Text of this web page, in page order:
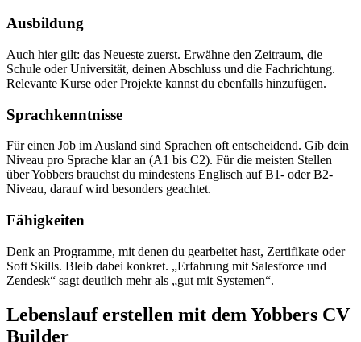
Ausbildung
Auch hier gilt: das Neueste zuerst. Erwähne den Zeitraum, die
Schule oder Universität, deinen Abschluss und die Fachrichtung.
Relevante Kurse oder Projekte kannst du ebenfalls hinzufügen.
Sprachkenntnisse
Für einen Job im Ausland sind Sprachen oft entscheidend. Gib dein
Niveau pro Sprache klar an (A1 bis C2). Für die meisten Stellen
über Yobbers brauchst du mindestens Englisch auf B1- oder B2-
Niveau, darauf wird besonders geachtet.
Fähigkeiten
Denk an Programme, mit denen du gearbeitet hast, Zertifikate oder
Soft Skills. Bleib dabei konkret. „Erfahrung mit Salesforce und
Zendesk“ sagt deutlich mehr als „gut mit Systemen“.
Lebenslauf erstellen mit dem Yobbers CV
Builder